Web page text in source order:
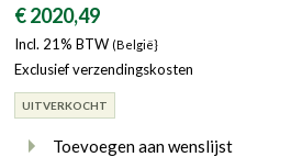
€ 2020,49
Incl. 21% BTW (België}
Exclusief verzendingskosten
UITVERKOCHT
Toevoegen aan wenslijst